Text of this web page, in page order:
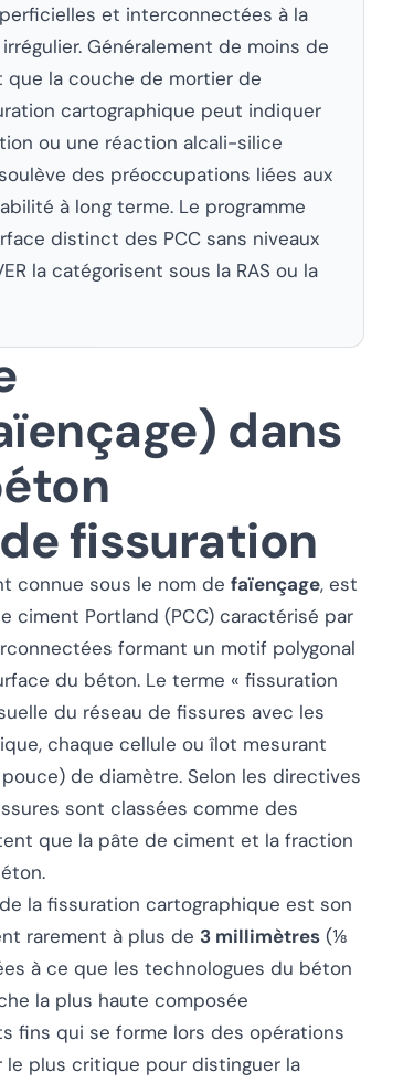
et interconnectées à la
Généralement de moins de
que la couche de mortier de
cartographique peut indiquer
ou une réaction alcali-silice
des préoccupations liées aux
à long terme. Le programme
distinct des PCC sans niveaux
la catégorisent sous la RAS ou la
dans
fissuration
connue sous le nom de faïençage, est
Portland (PCC) caractérisé par
formant un motif polygonal
du béton. Le terme « fissuration
du réseau de fissures avec les
chaque cellule ou îlot mesurant
de diamètre. Selon les directives
sont classées comme des
que la pâte de ciment et la fraction
la fissuration cartographique est son
rarement à plus de 3 millimètres (⅛
à ce que les technologues du béton
la plus haute composée
fins qui se forme lors des opérations
plus critique pour distinguer la